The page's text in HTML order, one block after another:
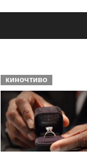
киночтиво